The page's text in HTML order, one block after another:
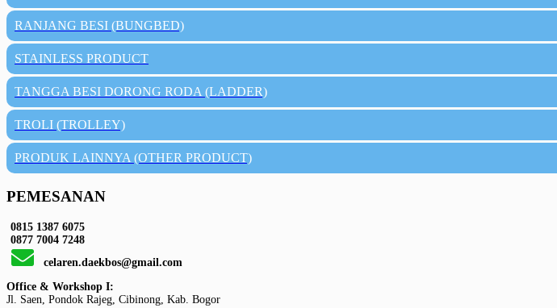
RANJANG BESI (BUNGBED)
STAINLESS PRODUCT
TANGGA BESI DORONG RODA (LADDER)
TROLI (TROLLEY)
PRODUK LAINNYA (OTHER PRODUCT)
PEMESANAN
0815 1387 6075
0877 7004 7248
celaren.daekbos@gmail.com
Office & Workshop I:
Jl. Saen, Pondok Rajeg, Cibinong, Kab. Bogor